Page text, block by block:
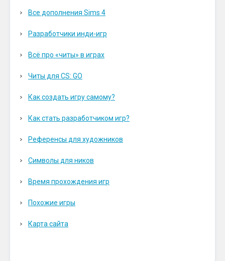
Все дополнения Sims 4
Разработчики инди-игр
Всё про «читы» в играх
Читы для CS: GO
Как создать игру самому?
Как стать разработчиком игр?
Референсы для художников
Символы для ников
Время прохождения игр
Похожие игры
Карта сайта